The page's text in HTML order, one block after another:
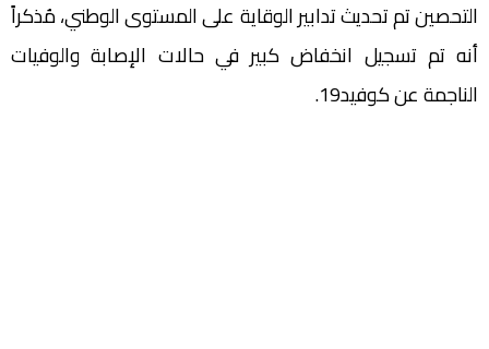
التحصين تم تحديث تدابير الوقاية على المستوى الوطني، مُذكراً
أنه تم تسجيل انخفاض كبير في حالات الإصابة والوفيات
الناجمة عن كوفيد19.